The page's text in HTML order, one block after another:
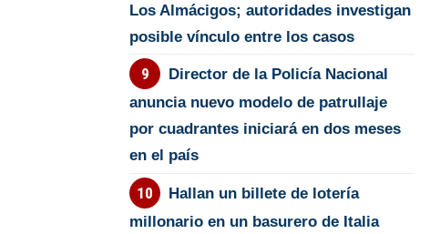
Los Almácigos; autoridades investigan
posible vínculo entre los casos
Director de la Policía Nacional
anuncia nuevo modelo de patrullaje
por cuadrantes iniciará en dos meses
en el país
Hallan un billete de lotería
millonario en un basurero de Italia